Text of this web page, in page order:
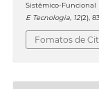
Sistêmico-
E Tecnologia, 12(2),
Fomatos de